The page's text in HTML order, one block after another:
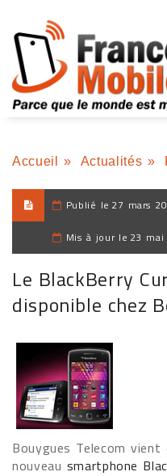
Accueil » Actualités »
Publié le 27 mars
Mis à jour le 23
Le BlackBerry
disponible chez
Bouygues Telecom
nouveau smartphone